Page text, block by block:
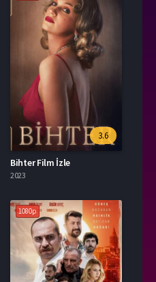
3.6
Bihter Film İzle
2023
1080p